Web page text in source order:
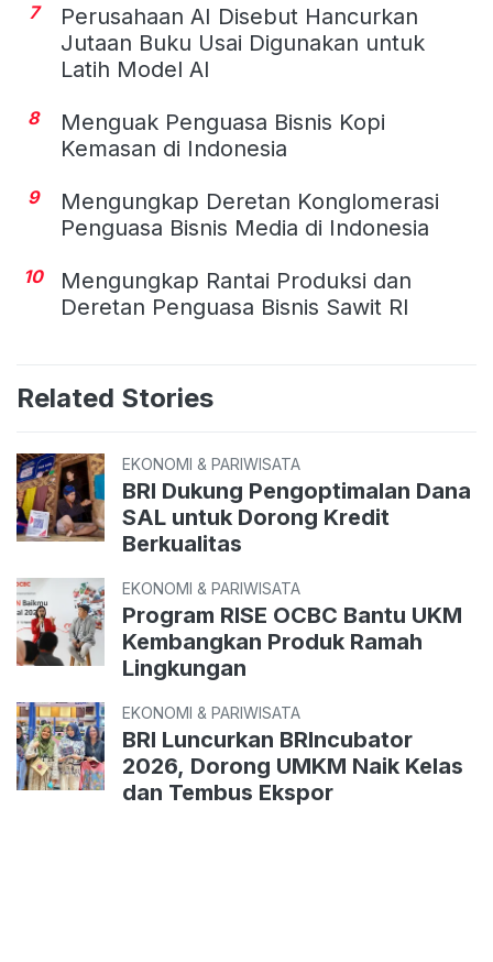
7
Perusahaan AI Disebut Hancurkan
Jutaan Buku Usai Digunakan untuk
Latih Model AI
8
Menguak Penguasa Bisnis Kopi
Kemasan di Indonesia
9
Mengungkap Deretan Konglomerasi
Penguasa Bisnis Media di Indonesia
10
Mengungkap Rantai Produksi dan
Deretan Penguasa Bisnis Sawit RI
Related Stories
EKONOMI & PARIWISATA
BRI Dukung Pengoptimalan Dana
SAL untuk Dorong Kredit
Berkualitas
EKONOMI & PARIWISATA
Program RISE OCBC Bantu UKM
Kembangkan Produk Ramah
Lingkungan
EKONOMI & PARIWISATA
BRI Luncurkan BRIncubator
2026, Dorong UMKM Naik Kelas
dan Tembus Ekspor